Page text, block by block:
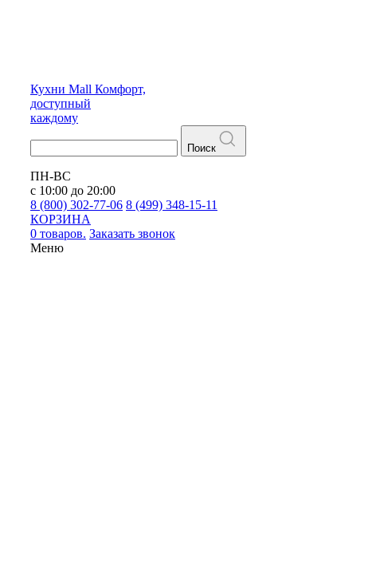
Кухни Mall Комфорт,
доступный
каждому
Поиск
ПН-ВС
с 10:00 до 20:00
8 (800) 302-77-06 8 (499) 348-15-11
КОРЗИНА
0 товаров. Заказать звонок
Меню